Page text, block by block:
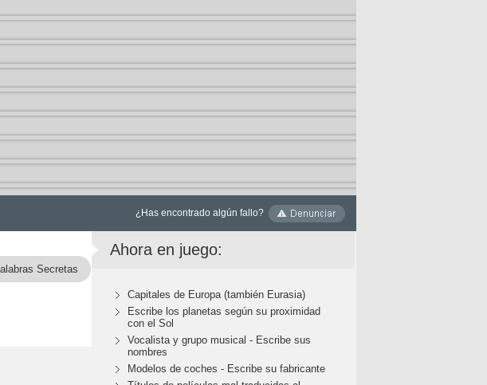
¿Has encontrado algún fallo?
Secretas
Ahora en juego:
Capitales de Europa (también Eurasia)
Escribe los planetas según su proximidad
con el Sol
Vocalista y grupo musical - Escribe sus
nombres
Modelos de coches - Escribe su fabricante